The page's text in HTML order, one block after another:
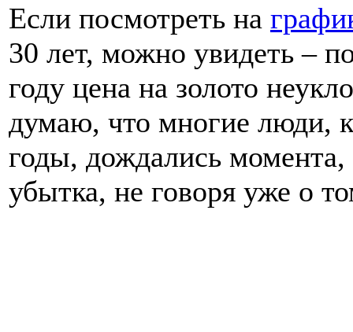
Если посмотреть на
30 лет, можно увидеть –
году цена на золото
думаю, что многие люди,
годы, дождались
убытка, не говоря уже о